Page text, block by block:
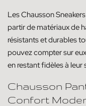
Les Chausson
partir de matériaux de
résistants et durables
pouvez compter sur
en restant fidèles à
Chausson
Confort